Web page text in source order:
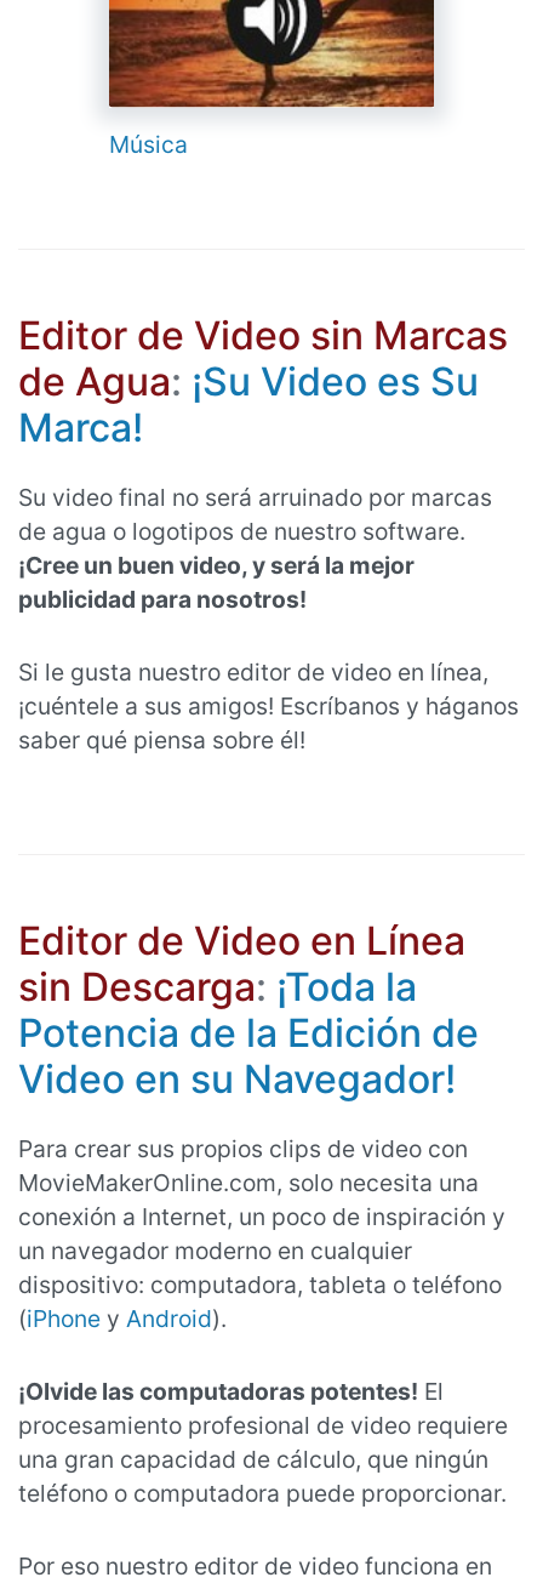
Música
Editor de Video sin Marcas
de Agua: ¡Su Video es Su
Marca!
Su video final no será arruinado por marcas
de agua o logotipos de nuestro software.
¡Cree un buen video, y será la mejor
publicidad para nosotros!
Si le gusta nuestro editor de video en línea,
¡cuéntele a sus amigos! Escríbanos y háganos
saber qué piensa sobre él!
Editor de Video en Línea
sin Descarga: ¡Toda la
Potencia de la Edición de
Video en su Navegador!
Para crear sus propios clips de video con
MovieMakerOnline.com, solo necesita una
conexión a Internet, un poco de inspiración y
un navegador moderno en cualquier
dispositivo: computadora, tableta o teléfono
(iPhone y Android).
¡Olvide las computadoras potentes! El
procesamiento profesional de video requiere
una gran capacidad de cálculo, que ningún
teléfono o computadora puede proporcionar.
Por eso nuestro editor de video funciona en